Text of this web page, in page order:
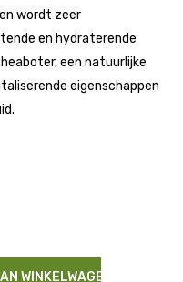
wordt zeer
en hydraterende
een natuurlijke
eigenschappen
WINKELWAGEN